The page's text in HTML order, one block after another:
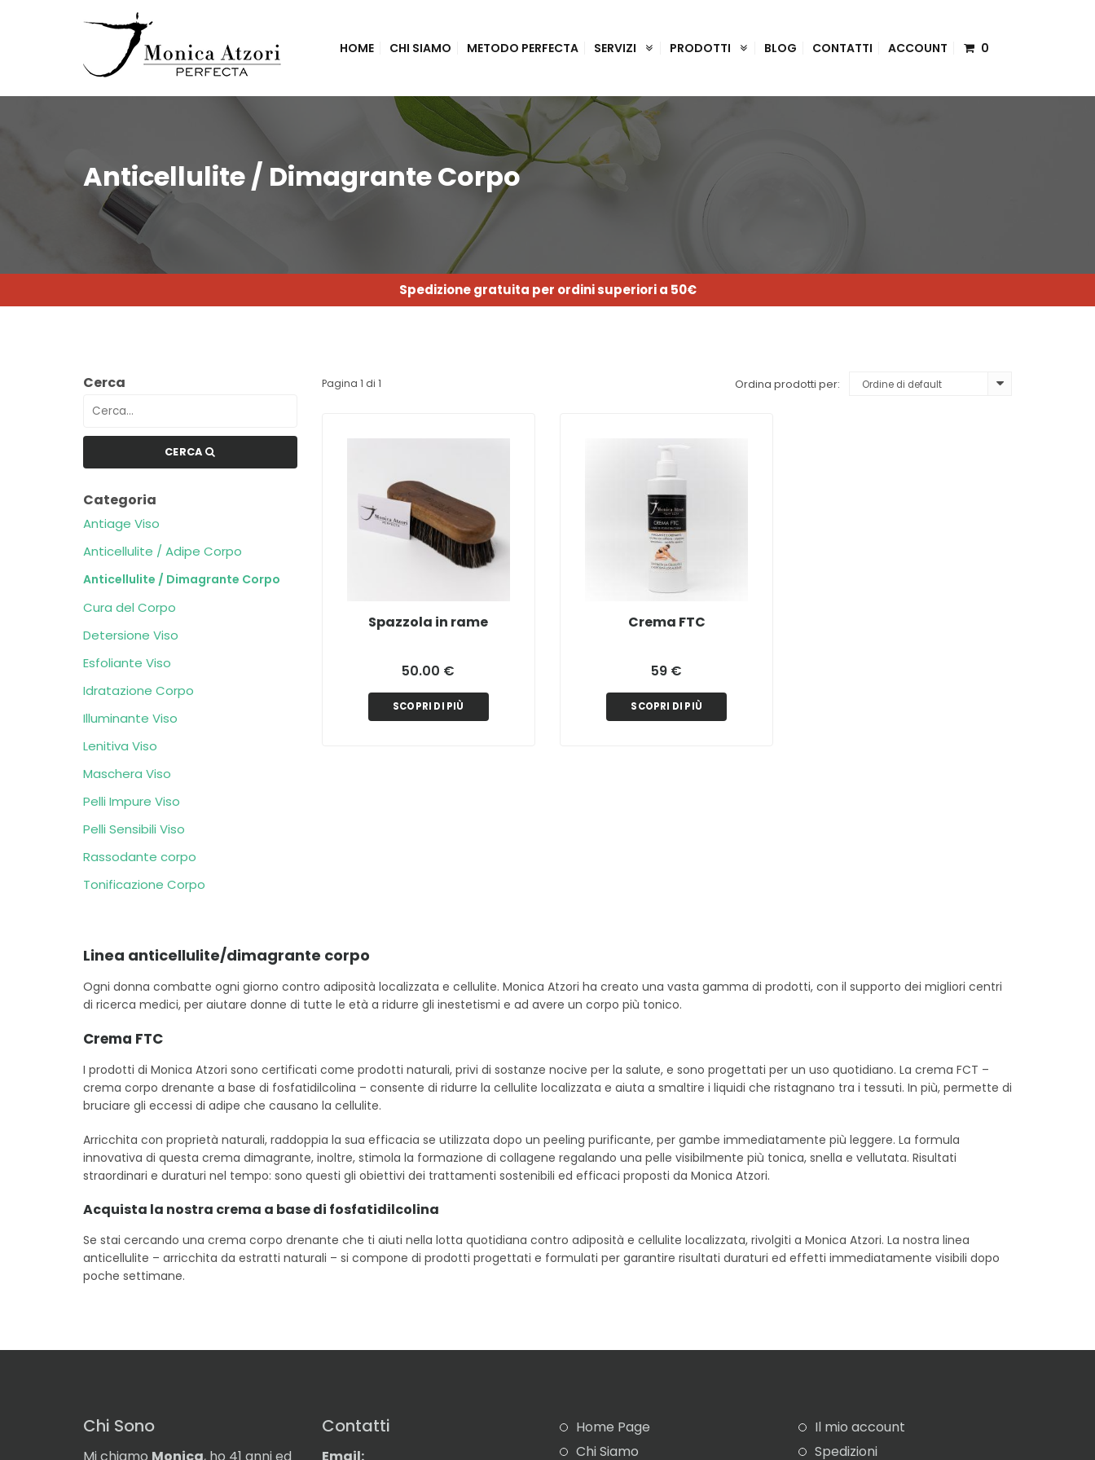
HOME CHI SIAMO METODO PERFECTA SERVIZI PRODOTTI BLOG CONTATTI ACCOUNT 0
Anticellulite / Dimagrante Corpo
Spedizione gratuita per ordini superiori a 50€
Cerca
CERCA
Categoria
Antiage Viso
Anticellulite / Adipe Corpo
Anticellulite / Dimagrante Corpo
Cura del Corpo
Detersione Viso
Esfoliante Viso
Idratazione Corpo
Illuminante Viso
Lenitiva Viso
Maschera Viso
Pelli Impure Viso
Pelli Sensibili Viso
Rassodante corpo
Tonificazione Corpo
Pagina 1 di 1 Ordina prodotti per:
Spazzola in rame
50.00 €
SCOPRI DI PIÙ
Crema FTC
59 €
SCOPRI DI PIÙ
Linea anticellulite/dimagrante corpo
Ogni donna combatte ogni giorno contro adiposità localizzata e cellulite. Monica Atzori ha creato una vasta gamma di prodotti, con il supporto dei migliori centri
di ricerca medici, per aiutare donne di tutte le età a ridurre gli inestetismi e ad avere un corpo più tonico.
Crema FTC
I prodotti di Monica Atzori sono certificati come prodotti naturali, privi di sostanze nocive per la salute, e sono progettati per un uso quotidiano. La crema FCT –
crema corpo drenante a base di fosfatidilcolina – consente di ridurre la cellulite localizzata e aiuta a smaltire i liquidi che ristagnano tra i tessuti. In più, permette di
bruciare gli eccessi di adipe che causano la cellulite.
Arricchita con proprietà naturali, raddoppia la sua efficacia se utilizzata dopo un peeling purificante, per gambe immediatamente più leggere. La formula
innovativa di questa crema dimagrante, inoltre, stimola la formazione di collagene regalando una pelle visibilmente più tonica, snella e vellutata. Risultati
straordinari e duraturi nel tempo: sono questi gli obiettivi dei trattamenti sostenibili ed efficaci proposti da Monica Atzori.
Acquista la nostra crema a base di fosfatidilcolina
Se stai cercando una crema corpo drenante che ti aiuti nella lotta quotidiana contro adiposità e cellulite localizzata, rivolgiti a Monica Atzori. La nostra linea
anticellulite – arricchita da estratti naturali – si compone di prodotti progettati e formulati per garantire risultati duraturi ed effetti immediatamente visibili dopo
poche settimane.
Chi Sono Contatti
Home Page
Chi Siamo
Il mio account
Spedizioni